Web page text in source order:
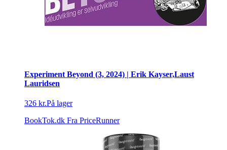
Experiment Beyond (3, 2024) | Erik Kayser,Laust
Lauridsen
326 kr.På lager
BookTok.dk Fra PriceRunner